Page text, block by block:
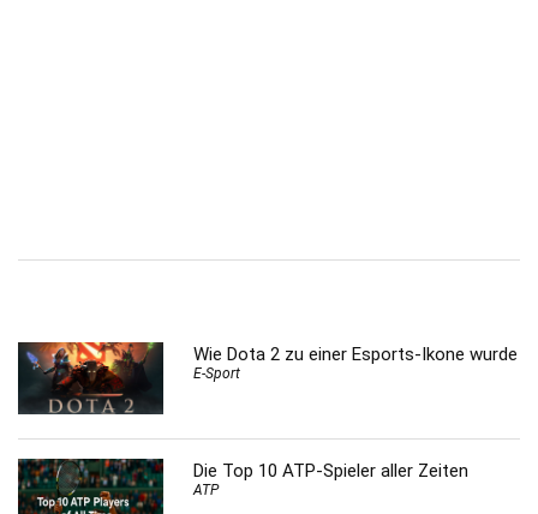
Wie Dota 2 zu einer Esports-Ikone wurde
E-Sport
Die Top 10 ATP-Spieler aller Zeiten
ATP